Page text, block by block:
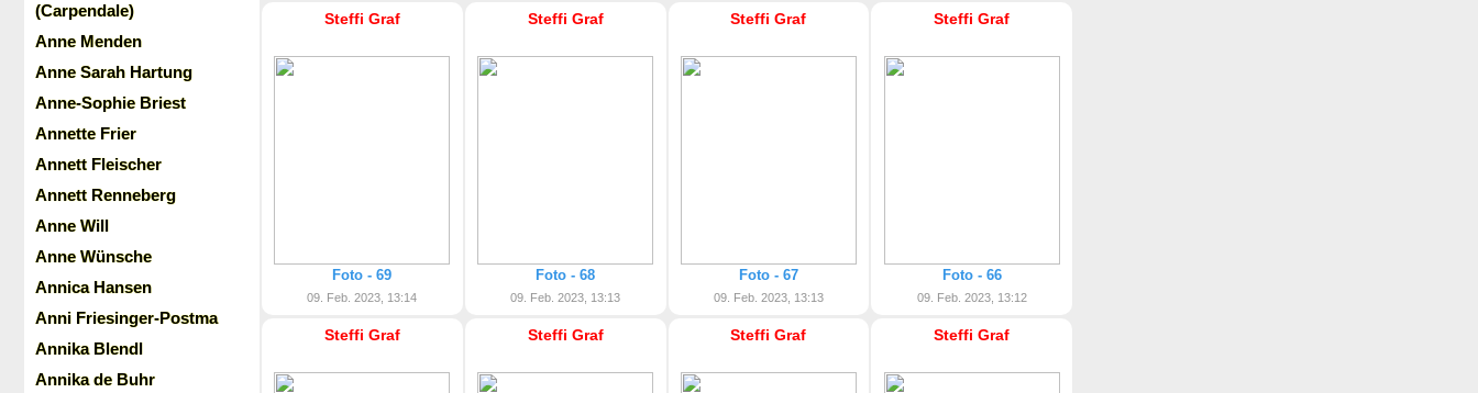
(Carpendale)
Anne Menden
Anne Sarah Hartung
Anne-Sophie Briest
Annette Frier
Annett Fleischer
Annett Renneberg
Anne Will
Anne Wünsche
Annica Hansen
Anni Friesinger-Postma
Annika Blendl
Annika de Buhr
Steffi Graf
Foto - 69
09. Feb. 2023, 13:14
Steffi Graf
Foto - 68
09. Feb. 2023, 13:13
Steffi Graf
Foto - 67
09. Feb. 2023, 13:13
Steffi Graf
Foto - 66
09. Feb. 2023, 13:12
Steffi Graf Steffi Graf Steffi Graf Steffi Graf